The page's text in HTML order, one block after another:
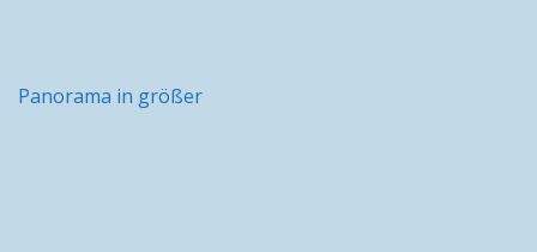
Panorama in größer